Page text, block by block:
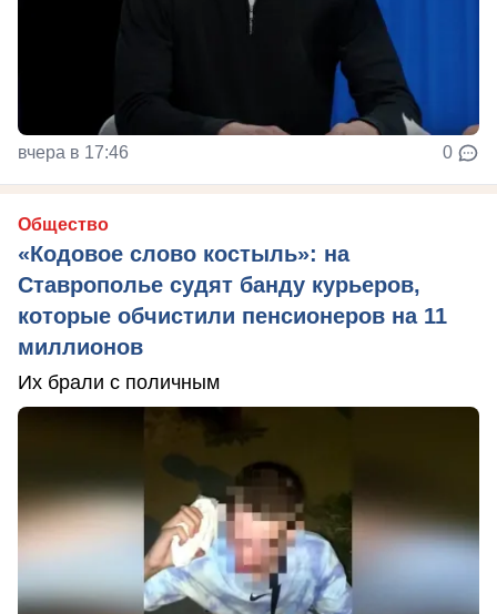
вчера в 17:46 0
Общество
«Кодовое слово костыль»: на
Ставрополье судят банду курьеров,
которые обчистили пенсионеров на 11
миллионов
Их брали с поличным